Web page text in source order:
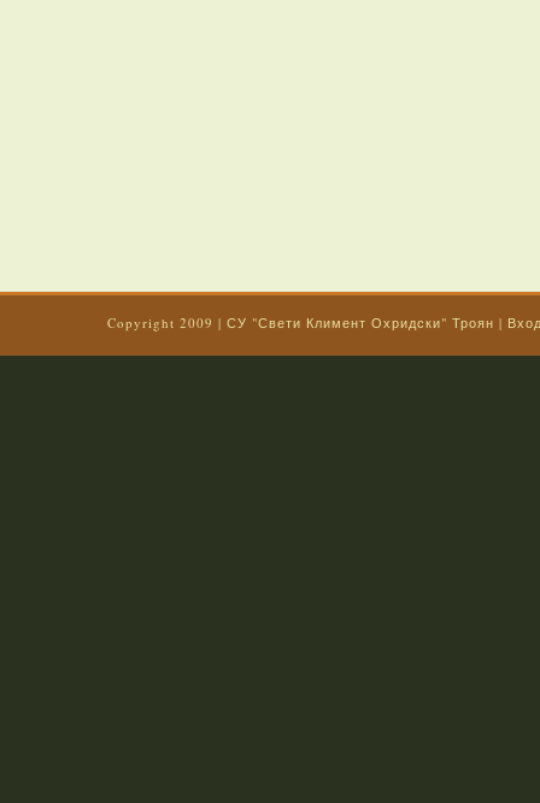
Copyright 2009 | СУ "Свети Климент Охридски" Троян |